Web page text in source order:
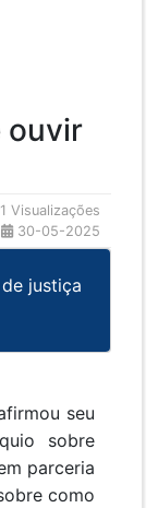
ouvir
Visualizações
30-05-2025
justiça
seu
sobre
parceria
como